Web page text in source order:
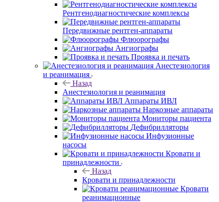
Рентгенодиагностические комплексы
Передвижные рентген-аппараты
Флюорографы
Ангиографы
Проявка и печать
Анестезиология
и реанимация
Назад
Анестезиология и реанимация
Аппараты ИВЛ
Наркозные аппараты
Мониторы пациента
Дефибрилляторы
Инфузионные
насосы
Кровати и
принадлежности
Назад
Кровати и принадлежности
Кровати
реанимационные